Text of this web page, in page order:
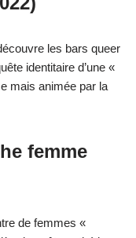
les bars queer
identitaire d’une «
mais animée par la
femme
de femmes «